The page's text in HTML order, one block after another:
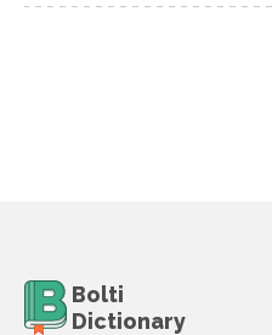
Bolti
Dictionary